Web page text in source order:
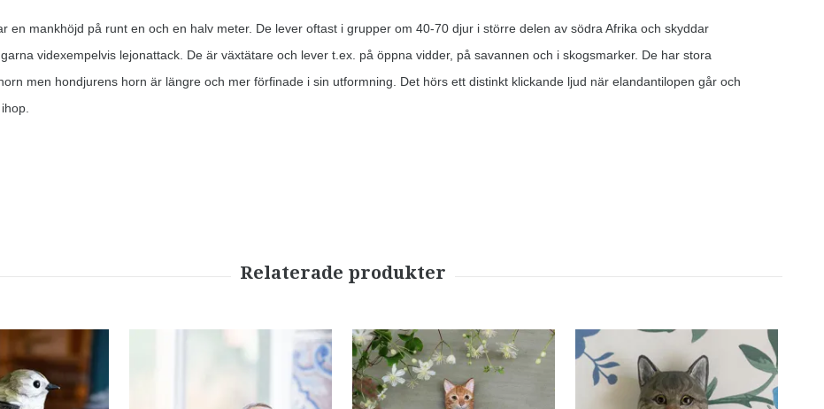
en mankhöjd på runt en och en halv meter. De lever oftast i grupper om 40-70 djur i större delen av södra Afrika och skyddar
videxempelvis lejonattack. De är växtätare och lever t.ex. på öppna vidder, på savannen och i skogsmarker. De har stora
men hondjurens horn är längre och mer förfinade i sin utformning. Det hörs ett distinkt klickande ljud när elandantilopen går och